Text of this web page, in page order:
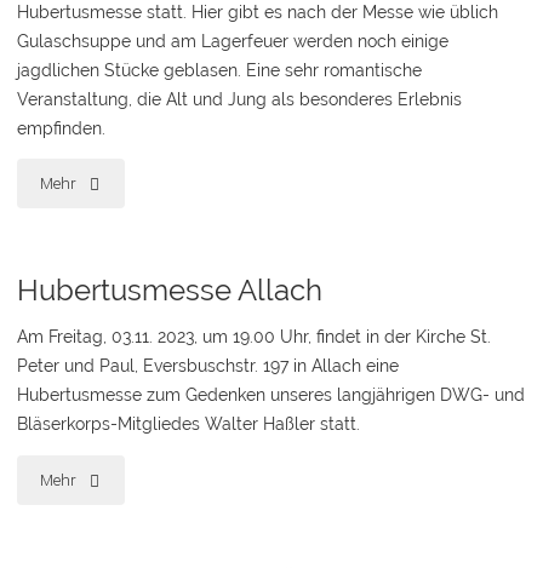
Hubertusmesse statt. Hier gibt es nach der Messe wie üblich
Gulaschsuppe und am Lagerfeuer werden noch einige
jagdlichen Stücke geblasen. Eine sehr romantische
Veranstaltung, die Alt und Jung als besonderes Erlebnis
empfinden.
Mehr "Hubertusmesse
Hubertusmesse Allach
Am Freitag, 03.11. 2023, um 19.00 Uhr, findet in der Kirche St.
Peter und Paul, Eversbuschstr. 197 in Allach eine
Hubertusmesse zum Gedenken unseres langjährigen DWG- und
Bläserkorps-Mitgliedes Walter Haßler statt.
Mehr "Hubertusmesse